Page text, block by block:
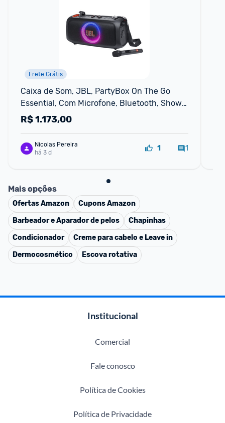
Frete Grátis
Caixa de Som, JBL, PartyBox On The Go
Essential, Com Microfone, Bluetooth, Show
de Luzes, À Prova de Respingos - 100W RMS
R$1.173,00
Nicolas Pereira
há 3 d
1 1
Mais opções
OfertasAmazon CuponsAmazon
Barbeador e Aparador de pelos
Chapinhas
Condicionador
Creme para cabelo e Leave in
Dermocosmético
Escova rotativa
Institucional
Comercial
Fale conosco
Política de Cookies
Política de Privacidade